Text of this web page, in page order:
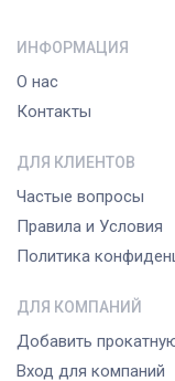
ИНФОРМАЦИЯ
О нас
Контакты
ДЛЯ КЛИЕНТОВ
Частые вопросы
Правила и Условия
Политика
ДЛЯ КОМПАНИЙ
Добавить
Вход для компаний